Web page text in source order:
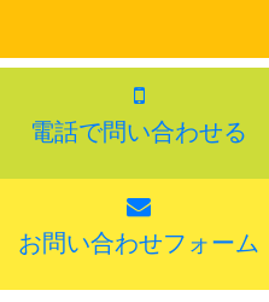
電話で問い合わせる
お問い合わせフォーム